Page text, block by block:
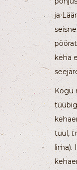
ja
keha
Kogu
tuul,
lima).